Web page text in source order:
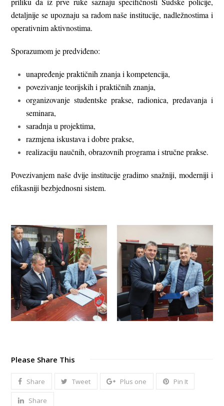
detaljnije se upoznaju sa radom naše institucije, nadležnostima i
operativnim aktivnostima.
Sporazumom je predviđeno:
unapređenje praktičnih znanja i kompetencija,
povezivanje teorijskih i praktičnih znanja,
organizovanje studentske prakse, radionica, predavanja i
seminara,
saradnja u projektima,
razmjena iskustava i dobre prakse,
realizaciju naučnih, obrazovnih programa i stručne prakse.
Povezivanjem naše dvije institucije gradimo snažniji, moderniji i
efikasniji bezbjednosni sistem.
Please Share This
Share Tweet Plus one Pin It
Share